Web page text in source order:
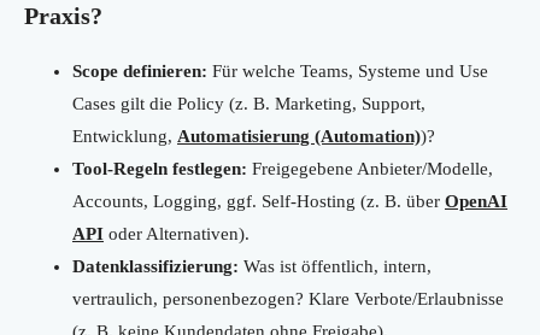
Praxis?
Scope definieren: Für welche Teams, Systeme und Use
Cases gilt die Policy (z. B. Marketing, Support,
Entwicklung, Automatisierung (Automation))?
Tool-Regeln festlegen: Freigegebene Anbieter/Modelle,
Accounts, Logging, ggf. Self-Hosting (z. B. über OpenAI
API oder Alternativen).
Datenklassifizierung: Was ist öffentlich, intern,
vertraulich, personenbezogen? Klare Verbote/Erlaubnisse